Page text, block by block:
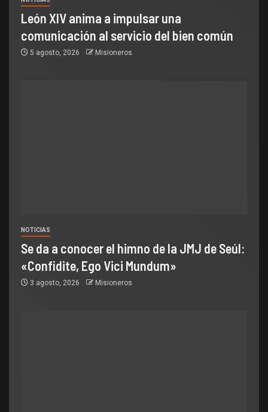
León XIV anima a impulsar una
comunicación al servicio del bien común
5 agosto, 2026 Misioneros
NOTICIAS
Se da a conocer el himno de la JMJ de Seúl:
«Confidite, Ego Vici Mundum»
3 agosto, 2026 Misioneros